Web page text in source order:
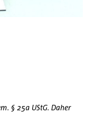
§ 25a UStG. Daher